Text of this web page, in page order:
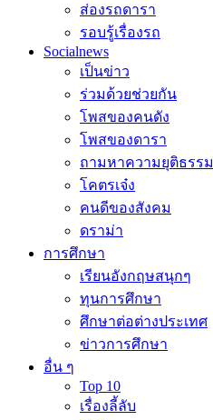
ส่องรถดารา
รอบรู้เรื่องรถ
Socialnews
เป็นข่าว
ร่วมด้วยช่วยกัน
โพสของคนดัง
โพสของดารา
ถามหาความยุติธรรม
โคตรเจ๋ง
คนดีของสังคม
ดราม่า
การศึกษา
เรียนอังกฤษสนุกๆ
ทุนการศึกษา
ศึกษาต่อต่างประเทศ
ข่าวการศึกษา
อื่น ๆ
Top 10
เรื่องลี้ลับ